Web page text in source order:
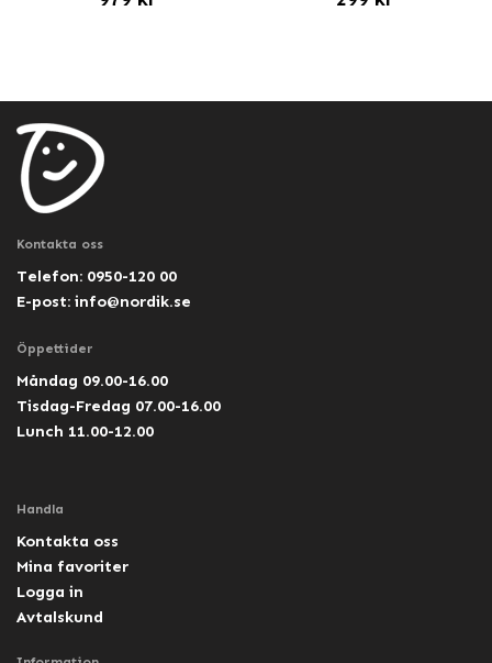
Kontakta oss
Telefon: 0950-120 00
E-post: info@nordik.se
Öppettider
Måndag 09.00-16.00
Tisdag-Fredag 07.00-16.00
Lunch 11.00-12.00
Handla
Kontakta oss
Mina favoriter
Logga in
Avtalskund